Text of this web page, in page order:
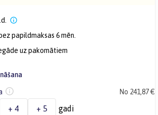
papildmaksas 6 mēn.
uz pakomātiem
No 241,87 €
+ 4 + 5 gadi